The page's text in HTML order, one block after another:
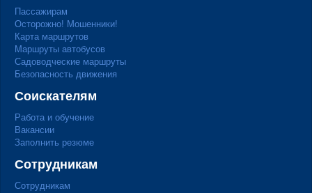
Пассажирам
Осторожно! Мошенники!
Карта маршрутов
Маршруты автобусов
Садоводческие маршруты
Безопасность движения
Соискателям
Работа и обучение
Вакансии
Заполнить резюме
Сотрудникам
Сотрудникам